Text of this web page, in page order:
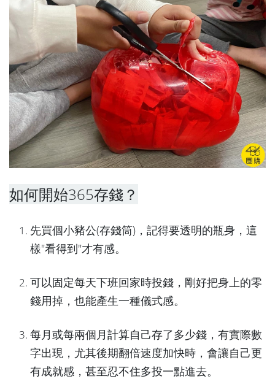
如何開始365存錢？
先買個小豬公(存錢筒)，記得要透明的瓶身，這
樣"看得到"才有感。
可以固定每天下班回家時投錢，剛好把身上的零
錢用掉，也能產生一種儀式感。
每月或每兩個月計算自己存了多少錢，有實際數
字出現，尤其後期翻倍速度加快時，會讓自己更
有成就感，甚至忍不住多投一點進去。